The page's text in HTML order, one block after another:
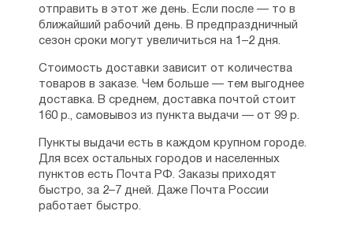
отправить в этот же день. Если после — то в
ближайший рабочий день. В предпраздничный
сезон сроки могут увеличиться на 1–2 дня.
Стоимость доставки зависит от количества
товаров в заказе. Чем больше — тем выгоднее
доставка. В среднем, доставка почтой стоит
160 р., самовывоз из пункта выдачи — от 99 р.
Пункты выдачи есть в каждом крупном городе.
Для всех остальных городов и населенных
пунктов есть Почта РФ. Заказы приходят
быстро, за 2–7 дней. Даже Почта России
работает быстро.